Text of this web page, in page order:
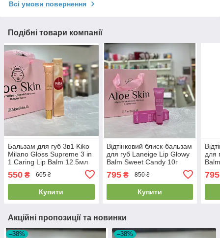
Всі умови повернення
Подібні товари компанії
Бальзам для губ 3в1 Kiko
Milano Gloss Supreme 3 in
1 Caring Lip Balm 12.5мл
550 ₴ 605 ₴
Купити
Відтінковий блиск-бальзам
для губ Laneige Lip Glowy
Balm Sweet Candy 10г
795₴ 850 ₴
Купити
для
795
Акційні пропозиції та новинки
–38% –38%